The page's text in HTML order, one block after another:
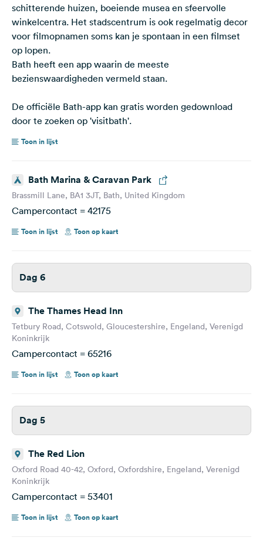
schitterende huizen, boeiende musea en sfeervolle
winkelcentra. Het stadscentrum is ook regelmatig decor
voor filmopnamen soms kan je spontaan in een filmset
op lopen.
Bath heeft een app waarin de meeste
bezienswaardigheden vermeld staan.
De officiële Bath-app kan gratis worden gedownload
door te zoeken op 'visitbath'.
Toon in lijst
Bath Marina & Caravan Park
Brassmill Lane, BA1 3JT, Bath, United Kingdom
Campercontact = 42175
Toon in lijst Toon op kaart
Dag 6
The Thames Head Inn
Tetbury Road, Cotswold, Gloucestershire, Engeland, Verenigd
Koninkrijk
Campercontact = 65216
Toon in lijst Toon op kaart
Dag 5
The Red Lion
Oxford Road 40-42, Oxford, Oxfordshire, Engeland, Verenigd
Koninkrijk
Campercontact = 53401
Toon in lijst Toon op kaart